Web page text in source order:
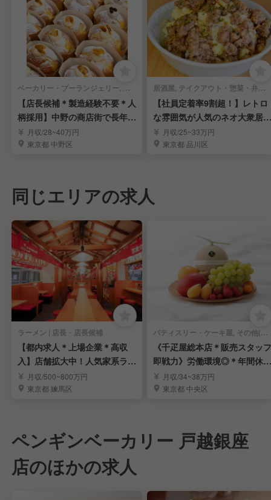
ベーカリー・ブーランジェリー, テイクアウト・惣菜・弁当屋 | 店長・店長候補
【店長候補＊製造経験不要＊人
柄採用】中野の商店街で長年愛
されるベーカリー
月収/28~40万円
東京都 中野区
居酒屋, テイクアウト・惣菜・弁当屋 | 店長・店長候補
【社員定着率9割超！】レトロ
な雰囲気が人気のネオ大衆居酒
屋／店長候補
月収/25~33万円
東京都 品川区
同じエリアの求人
ラーメン | 店長・店長候補
【都内求人＊上場企業＊高収
入】店舗拡大中！人気家系ラー
メン「町田商店」
月収/500~800万円
東京都 練馬区
パティスリー・ケーキ屋, その他(料理ジャンル) | 店長・店長候補
《千疋屋総本店＊販売スタッフ
即戦力》労働環境◎＊年間休1
15日＊賞与年3回
月収/34~38万円
東京都 中央区
ペンギンベーカリー 戸越銀座
店のほかの求人